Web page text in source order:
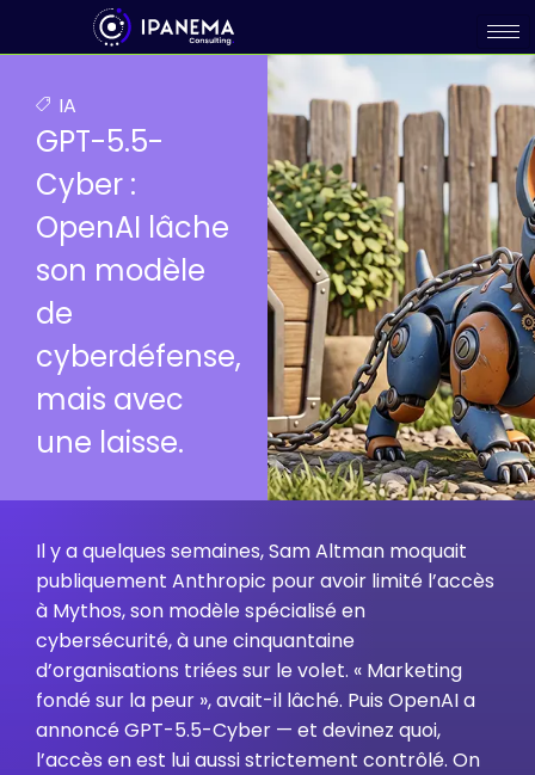
IA
GPT-5.5-
Cyber :
OpenAI lâche
son modèle
de
cyberdéfense,
mais avec
une laisse.
Il y a quelques semaines, Sam Altman moquait
publiquement Anthropic pour avoir limité l’accès
à Mythos, son modèle spécialisé en
cybersécurité, à une cinquantaine
d’organisations triées sur le volet. « Marketing
fondé sur la peur », avait-il lâché. Puis OpenAI a
annoncé GPT-5.5-Cyber — et devinez quoi,
l’accès en est lui aussi strictement contrôlé. On